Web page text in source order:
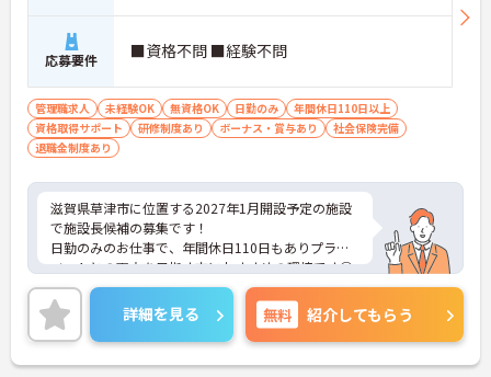
応募要件 ■資格不問 ■経験不問
管理職求人 未経験OK 無資格OK 日勤のみ
年間休日110日以上
資格取得サポート
研修制度あり ボーナス・賞与あり
社会保険完備
退職金制度あり
滋賀県草津市に位置する2027年1月開設予定の施設
で施設長候補の募集です！
日勤のみのお仕事で、年間休日110日もありプライ
ベートとの両立を目指す方におすすめの環境です◎
昇給や賞与制度があり、頑張りが評価されてしっか
りと還元されます。資格取得支援制度もあるため働
きながら取得可能◎丁寧な研修とフォロー体制で、
ご自身のスキルアップもできます！
こちらの求人にご興味がございましたら面接のポイ
詳細を見る 無料 紹介してもらう